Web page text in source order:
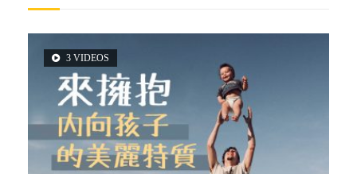
3 VIDEOS
5 VIDEOS
14 VIDEOS
2 VIDEOS
6 VIDEOS